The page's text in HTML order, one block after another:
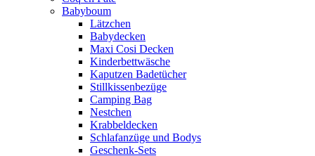
Babyboum
Lätzchen
Babydecken
Maxi Cosi Decken
Kinderbettwäsche
Kaputzen Badetücher
Stillkissenbezüge
Camping Bag
Nestchen
Krabbeldecken
Schlafanzüge und Bodys
Geschenk-Sets